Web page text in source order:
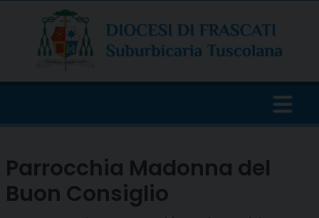
content
Parrocchia Madonna del
Buon Consiglio